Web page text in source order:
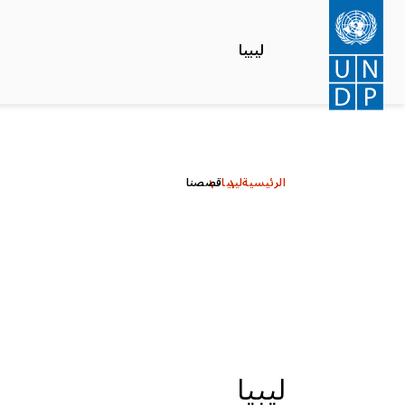
تجاوز
المحتوى
الرئيسي
ليبيا
الرئيسيةليبياقصصنا
ليبيا